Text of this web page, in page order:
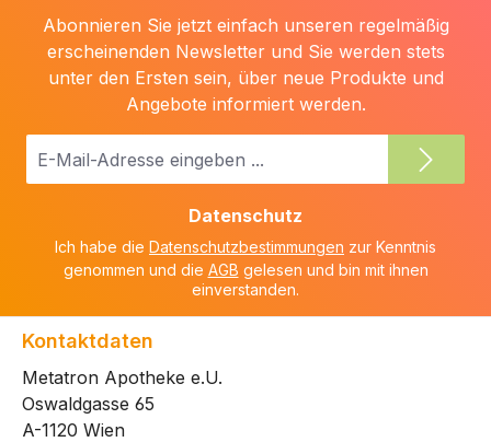
Abonnieren Sie jetzt einfach unseren regelmäßig
erscheinenden Newsletter und Sie werden stets
unter den Ersten sein, über neue Produkte und
Angebote informiert werden.
E-
Datenschutz
Ich habe die Datenschutzbestimmungen zur Kenntnis
genommen und die AGB gelesen und bin mit ihnen
einverstanden.
Kontaktdaten
Metatron Apotheke e.U.
Oswaldgasse 65
A-1120 Wien